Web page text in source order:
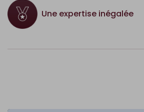
Une expertise inégalée